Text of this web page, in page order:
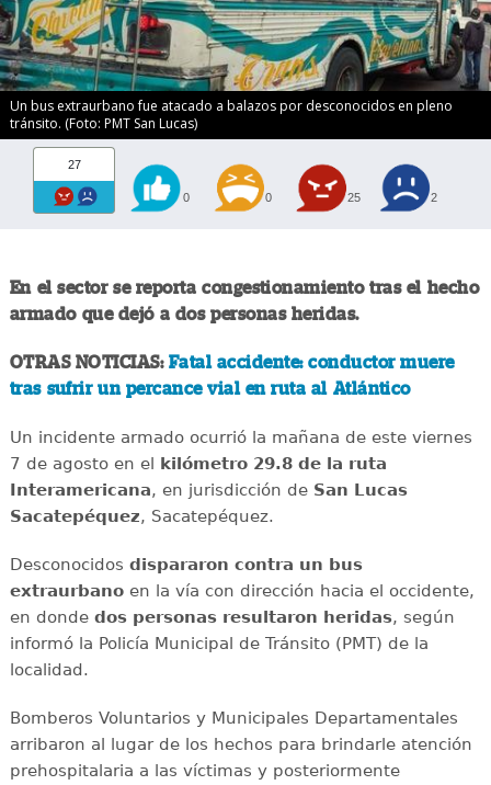
Un bus extraurbano fue atacado a balazos por desconocidos en pleno
tránsito. (Foto: PMT San Lucas)
27
0 0 25 2
En el sector se reporta congestionamiento tras el hecho
armado que dejó a dos personas heridas.
OTRAS NOTICIAS: Fatal accidente: conductor muere
tras sufrir un percance vial en ruta al Atlántico
Un incidente armado ocurrió la mañana de este viernes
7 de agosto en el kilómetro 29.8 de la ruta
Interamericana, en jurisdicción de San Lucas
Sacatepéquez, Sacatepéquez.
Desconocidos dispararon contra un bus
extraurbanoen la vía con dirección hacia el occidente,
en donde dos personas resultaron heridas, según
informó la Policía Municipal de Tránsito (PMT) de la
localidad.
Bomberos Voluntarios y Municipales Departamentales
arribaron al lugar de los hechos para brindarle atención
prehospitalaria a las víctimas y posteriormente